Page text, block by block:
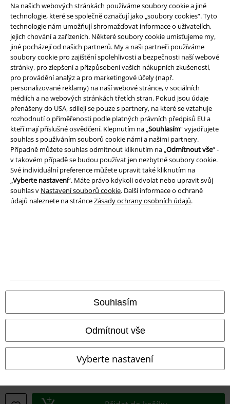
Na našich webových stránkách používáme soubory cookie a jiné
technologie, které se společně označují jako „soubory cookies“. Tyto
technologie nám umožňují shromažďovat informace o uživatelích,
jejich chování a zařízeních. Některé soubory cookie umísťujeme my,
jiné pocházejí od našich partnerů. My a naši partneři používáme
soubory cookie pro zajištění spolehlivosti a bezpečnosti naší webové
stránky, pro zlepšení a přizpůsobení vašich nákupních zkušeností,
pro provádění analýz a pro marketingové účely (např.
personalizované reklamy) na naší webové stránce, v sociálních
médiích a na webových stránkách třetích stran. Pokud jsou údaje
přenášeny do USA, sdílejí se pouze s partnery, na které se vztahuje
rozhodnutí o přiměřenosti podle platných právních předpisů EU a
kteří mají příslušné osvědčení. Klepnutím na „Souhlasím“ vyjadřujete
souhlas s používáním souborů cookie námi a našimi partnery.
Případně můžete souhlas odmítnout kliknutím na „Odmítnout vše“ -
v takovém případě se budou používat jen nezbytné soubory cookie.
Své individuální preference můžete upravit také kliknutím na
„Vyberte nastavení“. Máte právo kdykoli odvolat nebo upravit svůj
souhlas v Nastavení souborů cookie. Další informace o ochraně
údajů naleznete na stránceZásady ochrany osobních údajů.
Souhlasím
Odmítnout vše
Vyberte nastavení
A Warner Music Group Company
Právní informace
Podmínky
Prohlášení
Informace o přístupnosti
Nastavení souborů cookie
Všechny ceny jsou včetně DPH, bezpoštovného a balného
© 1986-2026 EMP Merchandising